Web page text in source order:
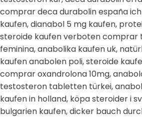
comprar deca durabolin españa
kaufen, dianabol 5 mg kaufen,
steroide kaufen verboten comprar
feminina, anabolika kaufen uk,
kaufen anabolen poli, steroide
comprar oxandrolona 10mg,
testosteron tabletten türkei,
kaufen in holland, köpa steroider i
bulgarien kaufen, dicker bauch